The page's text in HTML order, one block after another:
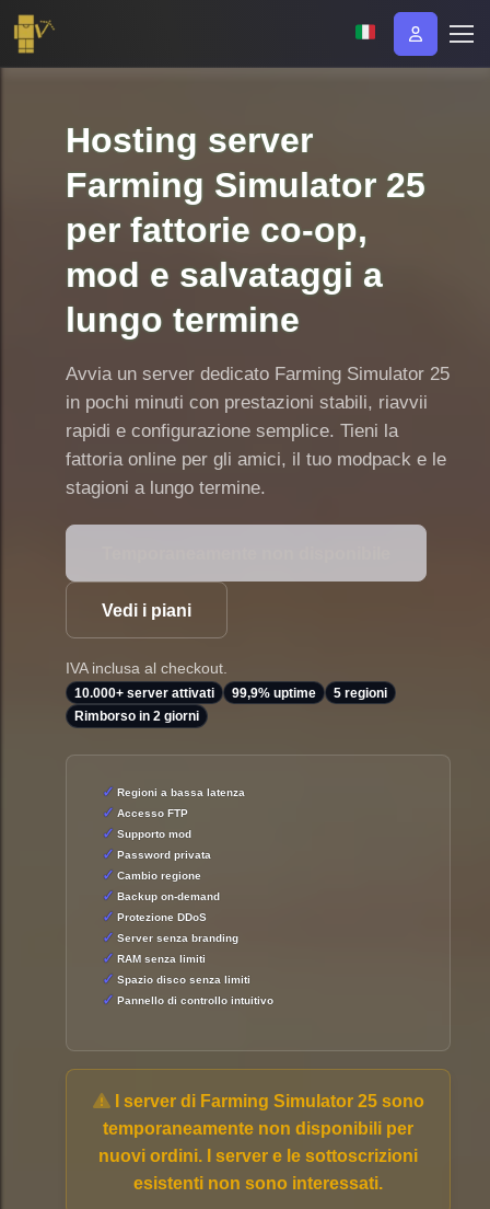
Hosting server
Farming Simulator 25
per fattorie co-op,
mod e salvataggi a
lungo termine
Avvia un server dedicato Farming Simulator 25
in pochi minuti con prestazioni stabili, riavvii
rapidi e configurazione semplice. Tieni la
fattoria online per gli amici, il tuo modpack e le
stagioni a lungo termine.
Vedi i piani
IVA inclusa al checkout.
10.000+ server attivati 99,9% uptime
5 regioni
Rimborso in 2 giorni
Regioni a bassa latenza
Accesso FTP
Supporto mod
Password privata
Cambio regione
Backup on-demand
Protezione DDoS
Server senza branding
RAM senza limiti
Spazio disco senza limiti
Pannello di controllo intuitivo
I server di Farming Simulator 25 sono
temporaneamente non disponibili per
nuovi ordini. I server e le sottoscrizioni
esistenti non sono interessati.